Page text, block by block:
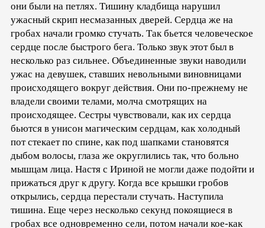
они были на петлях. Тишину кладбища нарушил
ужасный скрип несмазанных дверей. Сердца же на
гробах начали громко стучать. Так бьется человеческое
сердце после быстрого бега. Только звук этот был в
несколько раз сильнее. Объединенные звуки наводили
ужас на девушек, ставших невольными виновницами
происходящего вокруг действия. Они по-прежнему не
владели своими телами, молча смотрящих на
происходящее. Сестры чувствовали, как их сердца
бьются в унисон магическим сердцам, как холодный
пот стекает по спине, как под шапками становятся
дыбом волосы, глаза же округлились так, что больно
мышцам лица. Настя с Ириной не могли даже подойти и
прижаться друг к другу. Когда все крышки гробов
открылись, сердца перестали стучать. Наступила
тишина. Еще через несколько секунд покоящиеся в
гробах все одновременно сели, потом начали кое-как